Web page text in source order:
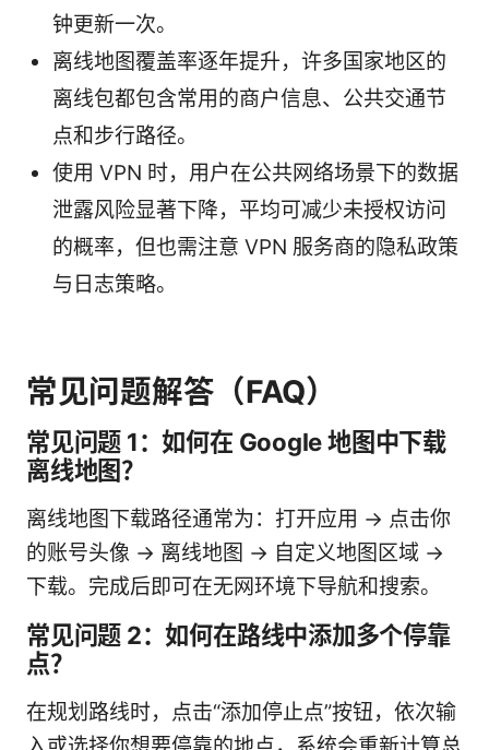
钟更新一次。
离线地图覆盖率逐年提升，许多国家地区的
离线包都包含常用的商户信息、公共交通节
点和步行路径。
使用 VPN 时，用户在公共网络场景下的数据
泄露风险显著下降，平均可减少未授权访问
的概率，但也需注意 VPN 服务商的隐私政策
与日志策略。
常见问题解答（FAQ）
常见问题 1：如何在 Google 地图中下载
离线地图？
离线地图下载路径通常为：打开应用 -> 点击你
的账号头像 -> 离线地图 -> 自定义地图区域 ->
下载。完成后即可在无网环境下导航和搜索。
常见问题 2：如何在路线中添加多个停靠
点？
在规划路线时，点击“添加停止点”按钮，依次输